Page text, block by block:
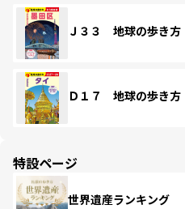
Ｊ３３ 地球の歩き
Ｄ１７ 地球の歩き
特設ページ
世界遺産ランキング